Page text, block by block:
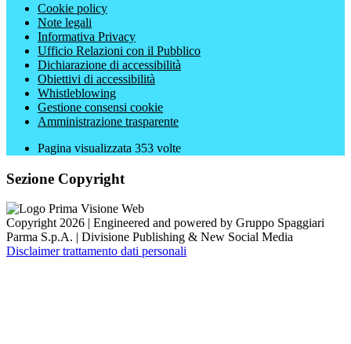
Cookie policy
Note legali
Informativa Privacy
Ufficio Relazioni con il Pubblico
Dichiarazione di accessibilità
Obiettivi di accessibilità
Whistleblowing
Gestione consensi cookie
Amministrazione trasparente
Pagina visualizzata 353 volte
Sezione Copyright
Copyright 2026 | Engineered and powered by Gruppo Spaggiari
Parma S.p.A. | Divisione Publishing & New Social Media
Disclaimer trattamento dati personali